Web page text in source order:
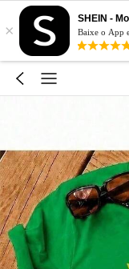
×
SHEIN -
Baixe o App